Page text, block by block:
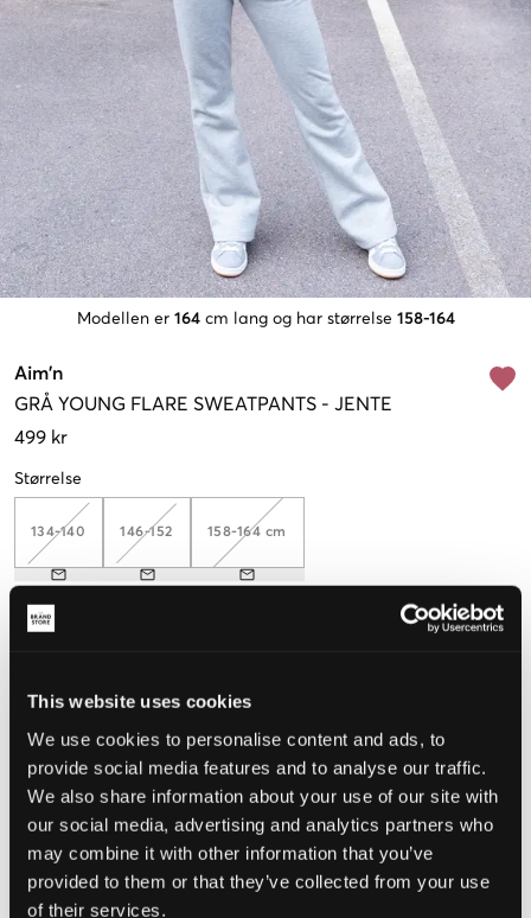
This website uses cookies
We use cookies to personalise content and ads, to
provide social media features and to analyse our traffic.
We also share information about your use of our site with
our social media, advertising and analytics partners who
may combine it with other information that you’ve
provided to them or that they’ve collected from your use
of their services.
Modellen er 164 cm lang og har størrelse 158-164
Aim'n
GRÅ YOUNG FLARE SWEATPANTS - JENTE
499 kr
Størrelse
134-140 146-152 158-164 cm
Opplevd størrelse
STØRRELSESTABELL
VELG EN STØRRELSE
Rask levering
Fri frakt over 999 kr
Retur- og bytterett i 60 dager